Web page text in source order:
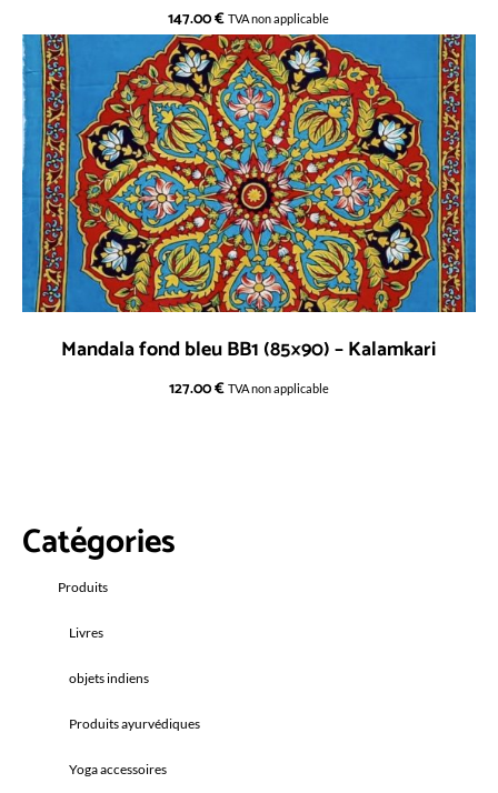
147.00€ TVA non applicable
Mandala fond bleu BB1 (85×90) – Kalamkari
127.00€ TVA non applicable
Catégories
Produits
Livres
objets indiens
Produits ayurvédiques
Yoga accessoires